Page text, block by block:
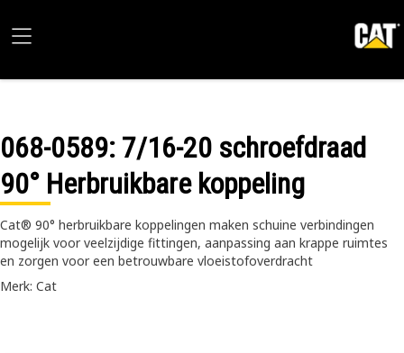
068-0589: 7/16-20 schroefdraad
90° Herbruikbare koppeling
Cat® 90° herbruikbare koppelingen maken schuine verbindingen
mogelijk voor veelzijdige fittingen, aanpassing aan krappe ruimtes
en zorgen voor een betrouwbare vloeistofoverdracht
Merk: Cat